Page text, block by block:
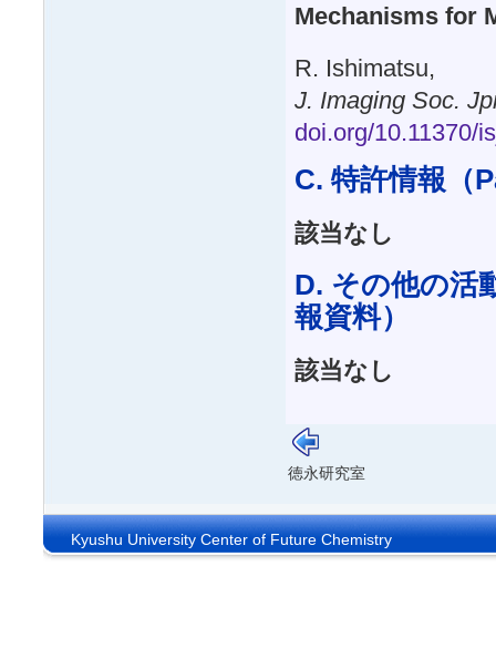
Mechanisms for
R. Ishimatsu,
J. Imaging Soc.
doi.org/10.11370/
C. 特許情報（
該当なし
D. その他の活
報資料）
該当なし
徳永研究室
Kyushu University Center of Future Chemistry